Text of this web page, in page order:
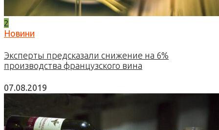
2
Новини
Эксперты предсказали снижение на 6%
производства французского вина
07.08.2019